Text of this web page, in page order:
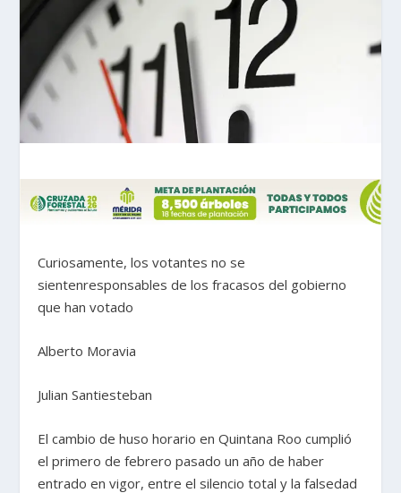
Curiosamente, los votantes no se
sientenresponsables de los fracasos del gobierno
que han votado
Alberto Moravia
Julian Santiesteban
El cambio de huso horario en Quintana Roo cumplió
el primero de febrero pasado un año de haber
entrado en vigor, entre el silencio total y la falsedad